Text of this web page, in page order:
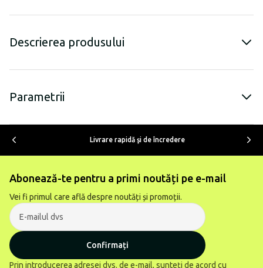
Descrierea produsului
Parametrii
Livrare rapidă şi de încredere
Abonează-te pentru a primi noutăți pe e-mail
Vei fi primul care află despre noutăți și promoții.
Confirmați
Prin introducerea adresei dvs. de e-mail, sunteți de acord cu